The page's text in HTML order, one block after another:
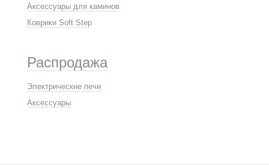
Аксессуары для каминов
Коврики Soft Step
Распродажа
Электрические печи
Аксессуары